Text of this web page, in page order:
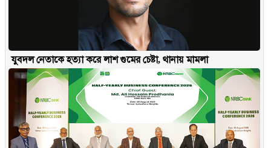
যুবদল নেতাকে হত্যা করে লাশ গুমের চেষ্টা, থানায় মামলা